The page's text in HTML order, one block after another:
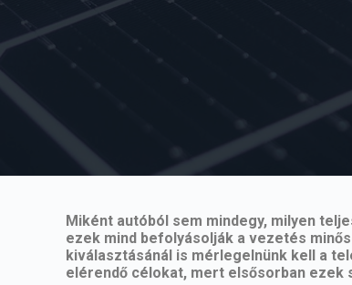
Miként autóból sem mindegy, milyen
ezek mind befolyásolják a vezetés
kiválasztásánál is mérlegelnünk kell a
elérendő célokat, mert elsősorban ezek